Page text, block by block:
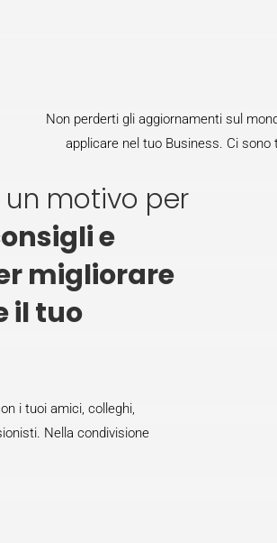
Non perderti gli aggiornamenti sul
applicare nel tuo Business. Ci
motivo per
e
migliorare
il tuo
i tuoi amici, colleghi,
Nella condivisione